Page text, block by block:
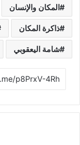
المكان والإنسان
ذاكرة المكان
شامة اليعقوبي